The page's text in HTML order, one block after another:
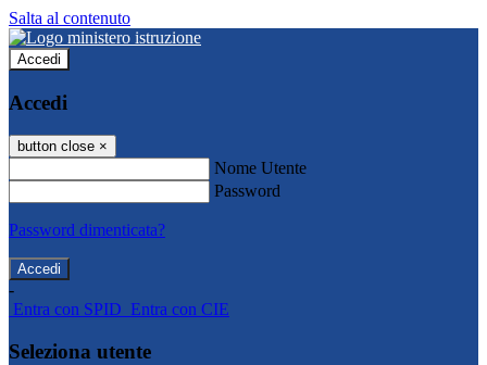
Salta al contenuto
Accedi
Accedi
button close ×
Nome Utente
Password
Password dimenticata?
-
Entra con SPID Entra con CIE
Seleziona utente